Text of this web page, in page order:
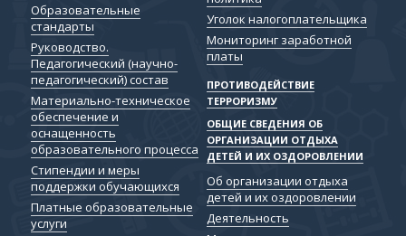
Образовательные
стандарты
Руководство.
Педагогический (научно-
педагогический) состав
Материально-техническое
обеспечение и
оснащенность
образовательного процесса
Стипендии и меры
поддержки обучающихся
Платные образовательные
услуги
Уголок налогоплательщика
Мониторинг заработной
платы
ПРОТИВОДЕЙСТВИЕ
ТЕРРОРИЗМУ
ОБЩИЕ СВЕДЕНИЯ ОБ
ОРГАНИЗАЦИИ ОТДЫХА
ДЕТЕЙ И ИХ ОЗДОРОВЛЕНИИ
Об организации отдыха
детей и их оздоровлении
Деятельность